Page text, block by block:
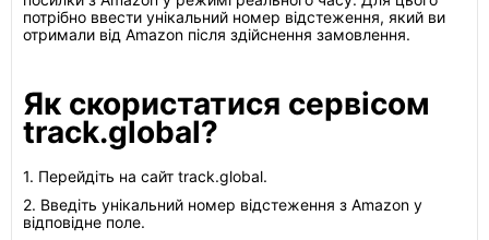
потрібно ввести унікальний номер відстеження, який ви
отримали від Amazon після здійснення замовлення.
Як скористатися сервісом
track.global?
1. Перейдіть на сайт track.global.
2. Введіть унікальний номер відстеження з Amazon у
відповідне поле.